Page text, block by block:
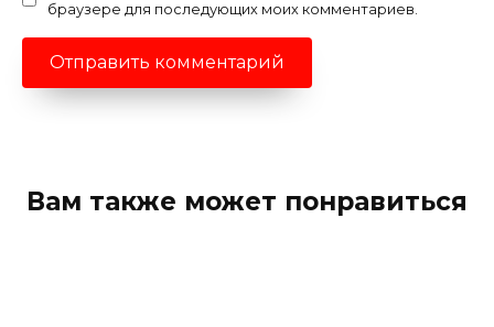
браузере для последующих моих комментариев.
Вам также может понравиться